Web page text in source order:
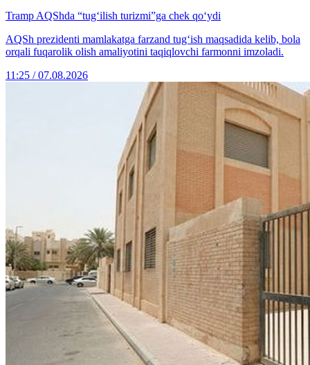
Tramp AQShda “tug‘ilish turizmi”ga chek qo‘ydi
AQSh prezidenti mamlakatga farzand tug‘ish maqsadida kelib, bola
orqali fuqarolik olish amaliyotini taqiqlovchi farmonni imzoladi.
11:25 / 07.08.2026